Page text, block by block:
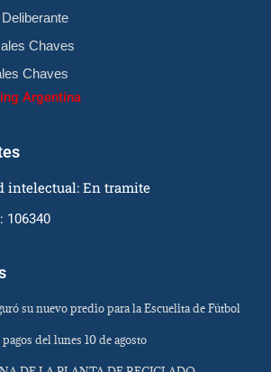
Chaves
Chaves
Argentina
intelectual: En tramite
106340
su nuevo predio para la Escuelita de Fútbol
del lunes 10 de agosto